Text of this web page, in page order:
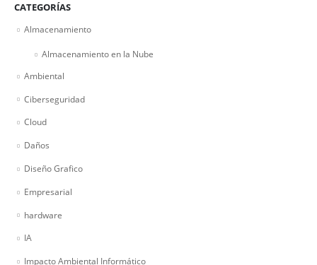
CATEGORÍAS
Almacenamiento
Almacenamiento en la Nube
Ambiental
Ciberseguridad
Cloud
Daños
Diseño Grafico
Empresarial
hardware
IA
Impacto Ambiental Informático